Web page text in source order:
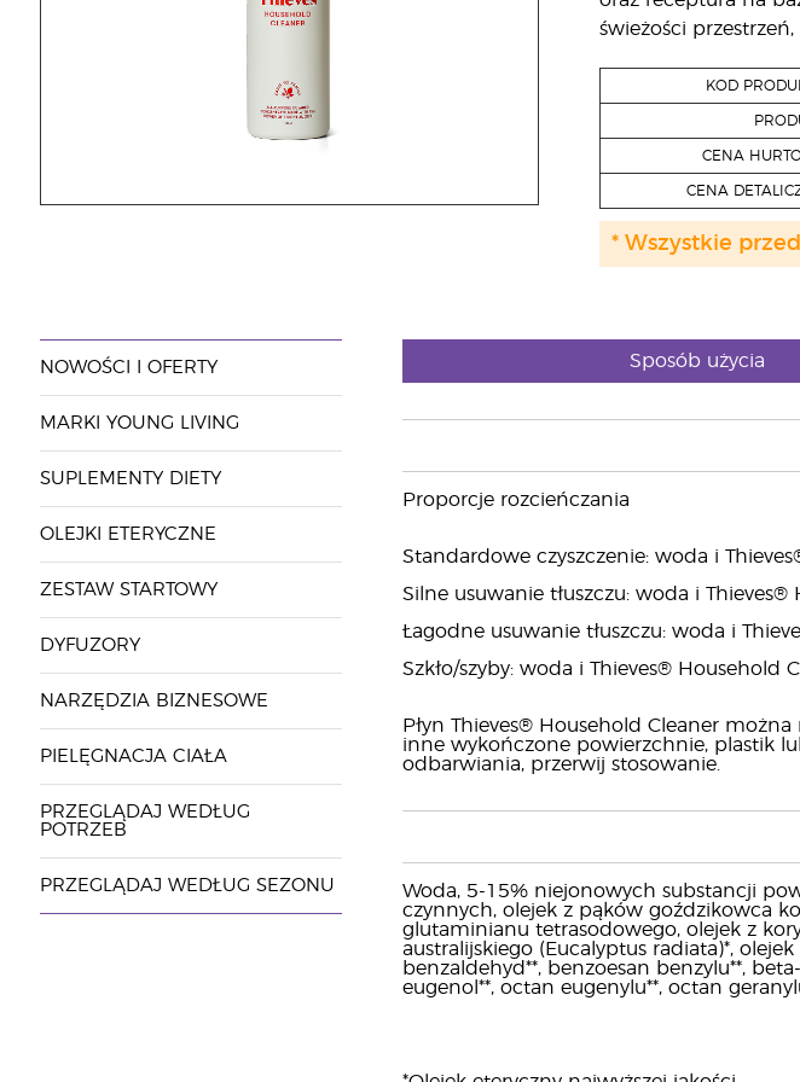
świeżości
KOD
CENA
CENA
* Wszystkie
NOWOŚCI I OFERTY
MARKI YOUNG LIVING
SUPLEMENTY DIETY
OLEJKI ETERYCZNE
ZESTAW STARTOWY
DYFUZORY
NARZĘDZIA BIZNESOWE
PIELĘGNACJA CIAŁA
PRZEGLĄDAJ WEDŁUG
POTRZEB
PRZEGLĄDAJ WEDŁUG SEZONU
Sposób użycia
Proporcje rozcieńczania
Standardowe czyszczenie: woda i
Silne usuwanie tłuszczu: woda i
Łagodne usuwanie tłuszczu: woda i
Szkło/szyby: woda i Thieves® Household
Płyn Thieves® Household Cleaner
inne wykończone powierzchnie, plastik
odbarwiania, przerwij stosowanie.
Woda, 5-15% niejonowych substancji
czynnych, olejek z pąków goździkowca
glutaminianu tetrasodowego, olejek z
australijskiego (Eucalyptus radiata)*,
benzaldehyd**, benzoesan benzylu**,
eugenol**, octan eugenylu**, octan